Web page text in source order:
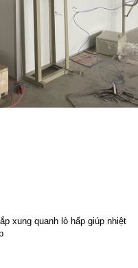
quanh lò hấp giúp nhiệt